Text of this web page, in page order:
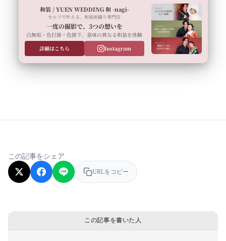
和装 / YUEN WEDDING 和 -nagi-
セルフで叶える、和装前撮り専門店
一度の撮影で、3つの想いを
白無垢・色打掛・色掛下、意味の異なる和装を体験
詳細はこちら
Instagram
この記事をシェア
URLをコピー
この記事を書いた人